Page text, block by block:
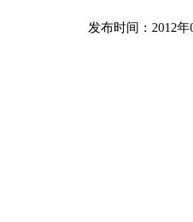
发布时间：2012年